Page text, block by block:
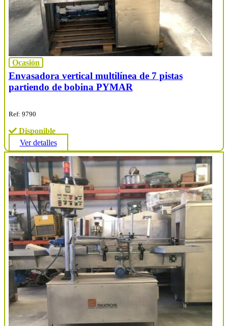
Ocasión
Envasadora vertical multilínea de 7 pistas
partiendo de bobina PYMAR
Ref: 9790
Disponible
Ver detalles